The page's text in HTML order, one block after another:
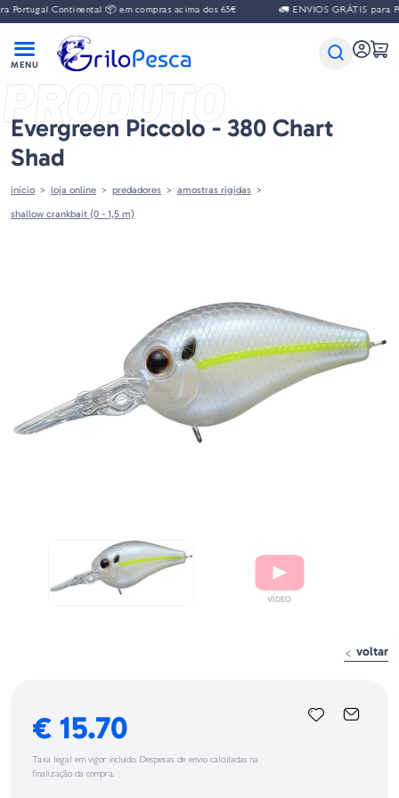
Portugal Continental 📦 em compras acima dos 65€ 🚛 ENVIOS GRÁTIS para
PRODUTO
Evergreen Piccolo - 380 Chart
Shad
início loja online predadores
amostras rigidas
shallow crankbait (0 - 1,5 m)
voltar
€ 15.70
Taxa legal em vigor incluído. Despesas de envio calculadas na
finalização da compra.